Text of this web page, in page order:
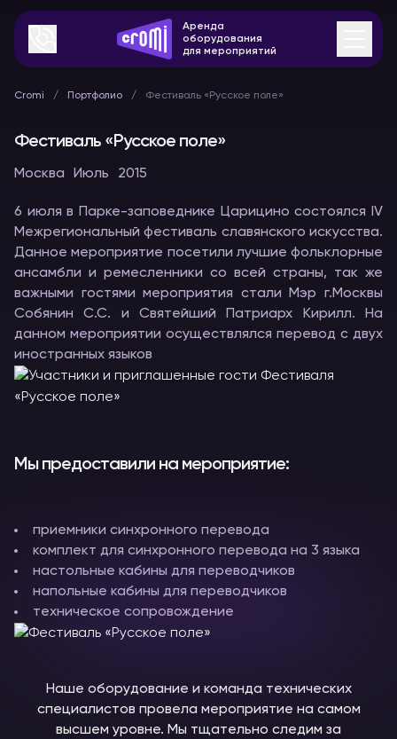
Аренда
оборудования
для мероприятий
Cromi Портфолио Фестиваль «Русское поле»
Фестиваль «Русское поле»
Москва Июль 2015
6 июля в Парке-заповеднике Царицино состоялся IV
Межрегиональный фестиваль славянского искусства.
Данное мероприятие посетили лучшие фольклорные
ансамбли и ремесленники со всей страны, так же
важными гостями мероприятия стали Мэр г.Москвы
Собянин С.С. и Святейший Патриарх Кирилл. На
данном мероприятии осуществлялся перевод с двух
иностранных языков
Мы предоставили на мероприятие:
приемники синхронного перевода
комплект для синхронного перевода на 3 языка
настольные кабины для переводчиков
напольные кабины для переводчиков
техническое сопровождение
Наше оборудование и команда технических
специалистов провела мероприятие на самом
высшем уровне. Мы тщательно следим за